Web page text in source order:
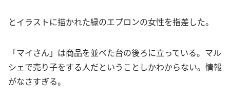
とイラストに描かれた緑のエプロンの女性を指差した。
「マイさん」は商品を並べた台の後ろに立っている。マル
シェで売り子をする人だということしかわからない。情報
がなさすぎる。